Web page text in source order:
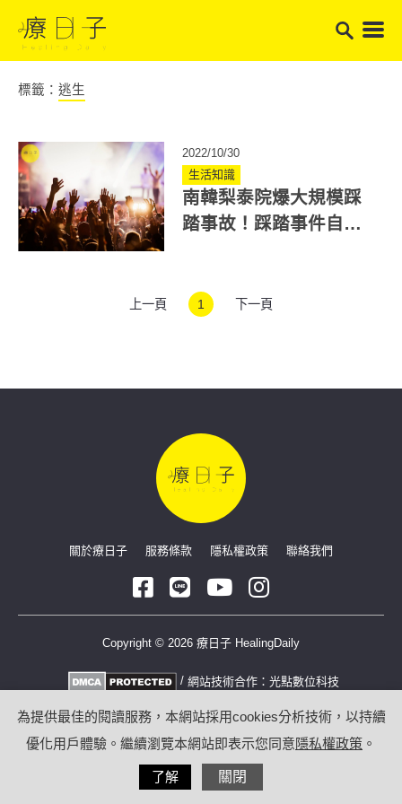
標籤： 逃生
2022/10/30
生活知識
南韓梨泰院爆大規模踩
踏事故！踩踏事件自救
上一頁 1 下一頁
關於療日子 服務條款 隱私權政策 聯絡我們
Copyright © 2026 療日子 HealingDaily
/ 網站技術合作： 光點數位科技
為提供最佳的閱讀服務，本網站採用cookies分析技術，以持續
優化用戶體驗。繼續瀏覽本網站即表示您同意隱私權政策 。
了解 關閉